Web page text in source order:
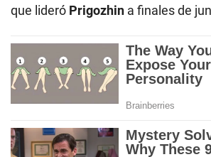
que lideró Prigozhin a finales de